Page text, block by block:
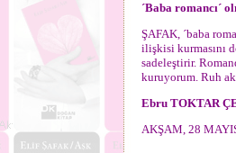
´Baba romancı´
ŞAFAK, ´baba
ilişkisi kurmasını
sadeleştirir.
kuruyorum. Ruh
Ebru TOKTAR
AKŞAM, 28